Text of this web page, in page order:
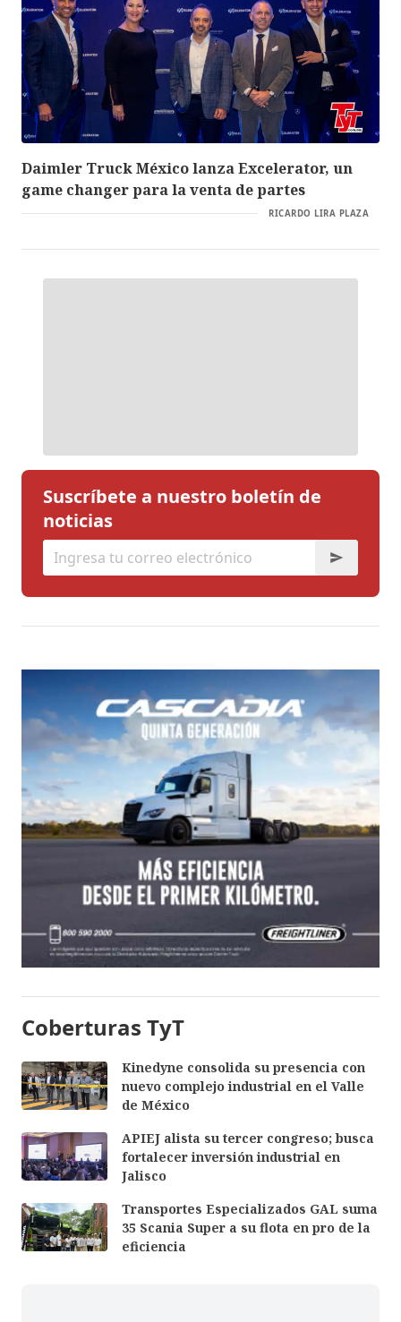
Daimler Truck México lanza Excelerator, un
game changer para la venta de partes
RICARDO LIRA PLAZA
Suscríbete a nuestro boletín de
noticias
Coberturas TyT
Kinedyne consolida su presencia con
nuevo complejo industrial en el Valle
de México
APIEJ alista su tercer congreso; busca
fortalecer inversión industrial en
Jalisco
Transportes Especializados GAL suma
35 Scania Super a su flota en pro de la
eficiencia